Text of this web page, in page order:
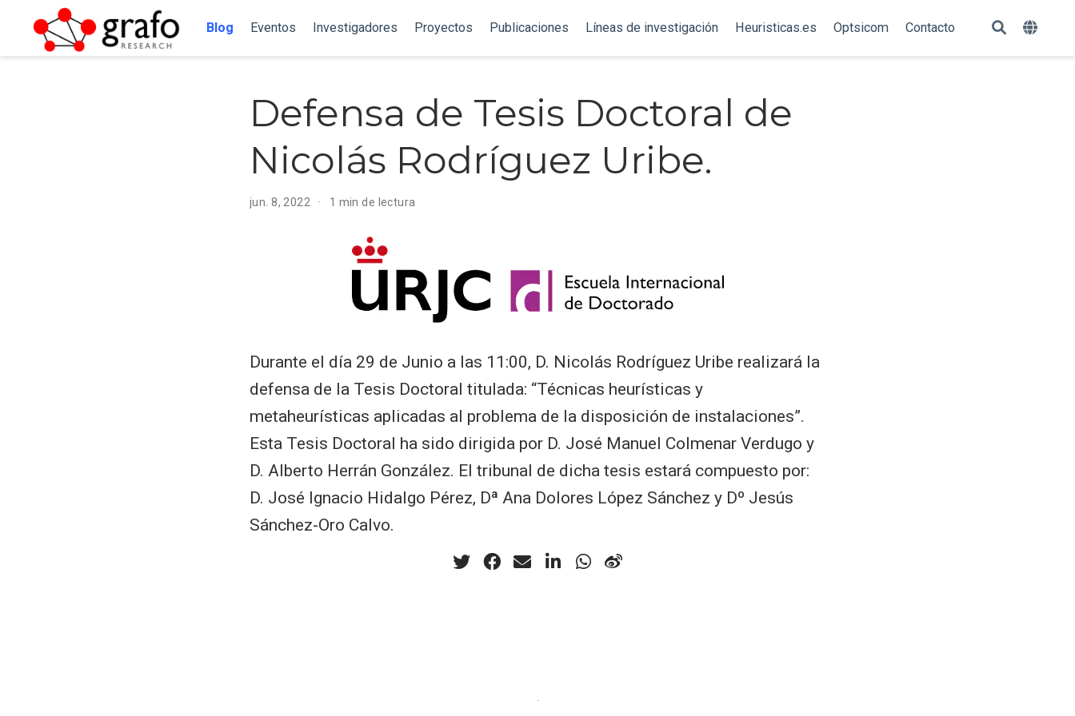
Blog Eventos Investigadores Proyectos Publicaciones Líneas de investigación Heuristicas.es Optsicom Contacto
Defensa de Tesis Doctoral de
Nicolás Rodríguez Uribe.
jun. 8, 2022 1 min de lectura
Durante el día 29 de Junio a las 11:00, D. Nicolás Rodríguez Uribe realizará la
defensa de la Tesis Doctoral titulada: “Técnicas heurísticas y
metaheurísticas aplicadas al problema de la disposición de instalaciones”.
Esta Tesis Doctoral ha sido dirigida por D. José Manuel Colmenar Verdugo y
D. Alberto Herrán González. El tribunal de dicha tesis estará compuesto por:
D. José Ignacio Hidalgo Pérez, Dª Ana Dolores López Sánchez y Dº Jesús
Sánchez-Oro Calvo.
·